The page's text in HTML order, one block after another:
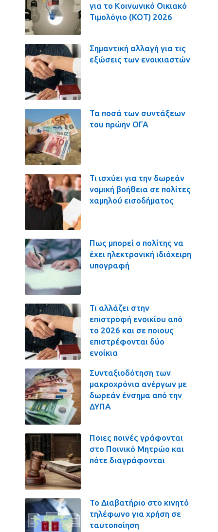
για το Κοινωνικό Οικιακό
Τιμολόγιο (ΚΟΤ) 2026
Σημαντική αλλαγή για τις
εξώσεις των ενοικιαστών
Τα ποσά των συντάξεων
του πρώην ΟΓΑ
Τι ισχύει για την δωρεάν
νομική βοήθεια σε πολίτες
χαμηλού εισοδήματος
Πως μπορεί ο πολίτης να
έχει ηλεκτρονική ιδιόχειρη
υπογραφή
Τι αλλάζει στην
επιστροφή ενοικίου από
το 2026 και σε ποιους
επιστρέφονται δύο
ενοίκια
Συνταξιοδότηση των
μακροχρόνια ανέργων με
δωρεάν ένσημα από την
ΔΥΠΑ
Ποιες ποινές γράφονται
στο Ποινικό Μητρώο και
πότε διαγράφονται
Το Διαβατήριο στο κινητό
τηλέφωνο για χρήση σε
ταυτοποίηση